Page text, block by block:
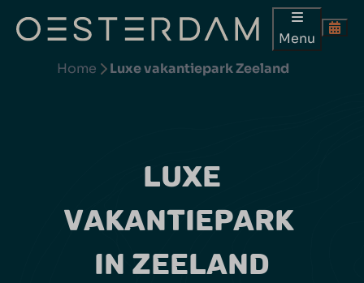
Menu
Home
Luxe vakantiepark Zeeland
LUXE
VAKANTIEPARK
IN ZEELAND